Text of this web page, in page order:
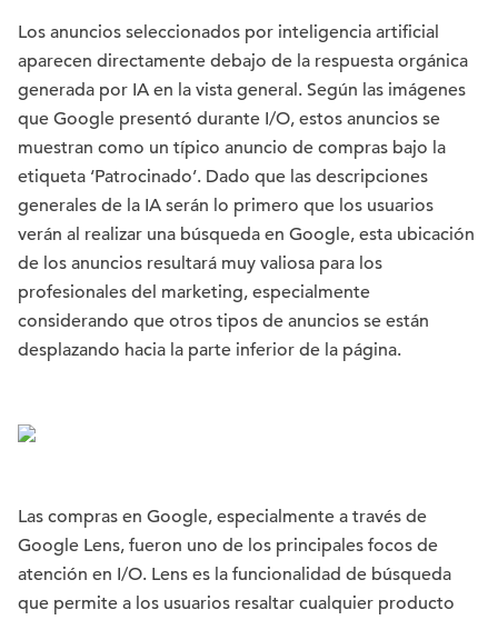
Los anuncios seleccionados por inteligencia artificial
aparecen directamente debajo de la respuesta orgánica
generada por IA en la vista general. Según las imágenes
que Google presentó durante I/O, estos anuncios se
muestran como un típico anuncio de compras bajo la
etiqueta ‘Patrocinado’. Dado que las descripciones
generales de la IA serán lo primero que los usuarios
verán al realizar una búsqueda en Google, esta ubicación
de los anuncios resultará muy valiosa para los
profesionales del marketing, especialmente
considerando que otros tipos de anuncios se están
desplazando hacia la parte inferior de la página.
Las compras en Google, especialmente a través de
Google Lens, fueron uno de los principales focos de
atención en I/O. Lens es la funcionalidad de búsqueda
que permite a los usuarios resaltar cualquier producto